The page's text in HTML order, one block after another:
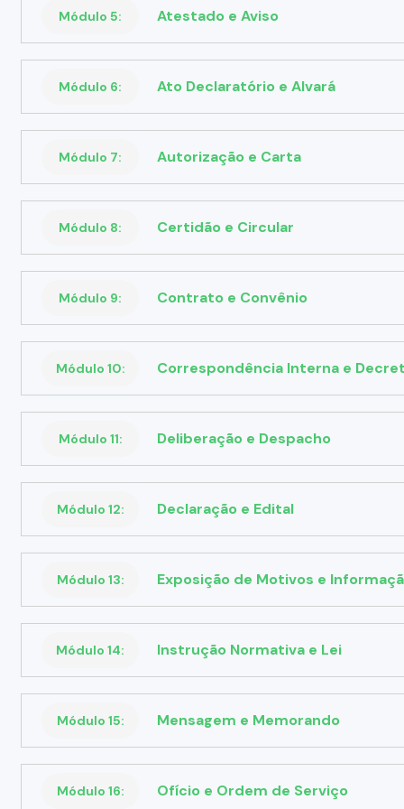
Módulo 5: Atestado e Aviso
Módulo 6: Ato Declaratório e Alvará
Módulo 7: Autorização e Carta
Módulo 8: Certidão e Circular
Módulo 9: Contrato e Convênio
Módulo 10: Correspondência Interna e
Módulo 11: Deliberação e Despacho
Módulo 12: Declaração e Edital
Módulo 13: Exposição de Motivos e
Módulo 14: Instrução Normativa e Lei
Módulo 15: Mensagem e Memorando
Módulo 16: Ofício e Ordem de Serviço